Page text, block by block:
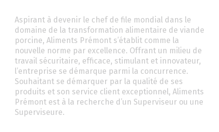
Aspirant à devenir le chef de file mondial dans le
domaine de la transformation alimentaire de viande
porcine, Aliments Prémont s’établit comme la
nouvelle norme par excellence. Offrant un milieu de
travail sécuritaire, efficace, stimulant et innovateur,
l’entreprise se démarque parmi la concurrence.
Souhaitant se démarquer par la qualité de ses
produits et son service client exceptionnel, Aliments
Prémont est à la recherche d’un Superviseur ou une
Superviseure.